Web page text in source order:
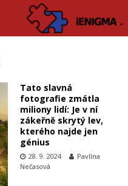
Tato slavná
fotografie zmátla
miliony lidí: Je v ní
zákeřně skrytý lev,
kterého najde jen
génius
28. 9. 2024
Pavlína
Nečasová